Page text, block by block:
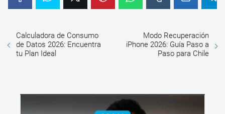
Calculadora de Consumo
de Datos 2026: Encuentra
tu Plan Ideal
Modo Recuperación
iPhone 2026: Guía Paso a
Paso para Chile